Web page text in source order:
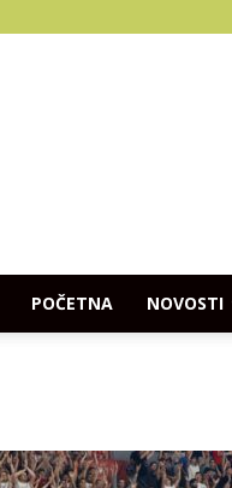
POČETNA NOVOSTI